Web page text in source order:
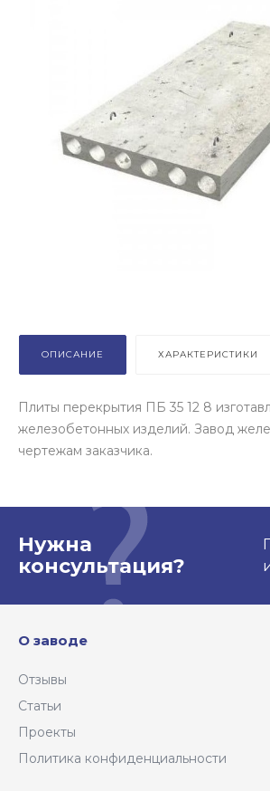
ОПИСАНИЕ ХАРАКТЕРИСТИКИ
Плиты перекрытия ПБ 35 12 8
железобетонных изделий. Завод
чертежам заказчика.
Нужна
консультация?
О заводе
Отзывы
Статьи
Проекты
Политика конфиденциальности